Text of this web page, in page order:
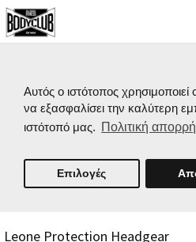
Αυτός ο ιστότοπος χρησιμοποιεί
να εξασφαλίσει την καλύτερη
ιστότοπό μας. Πολιτική
Επιλογές
Leone Protection Headgear